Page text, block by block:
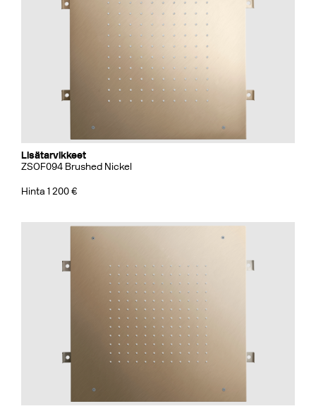
Lisätarvikkeet
ZSOF094 Brushed Nickel
Hinta 1 200 €